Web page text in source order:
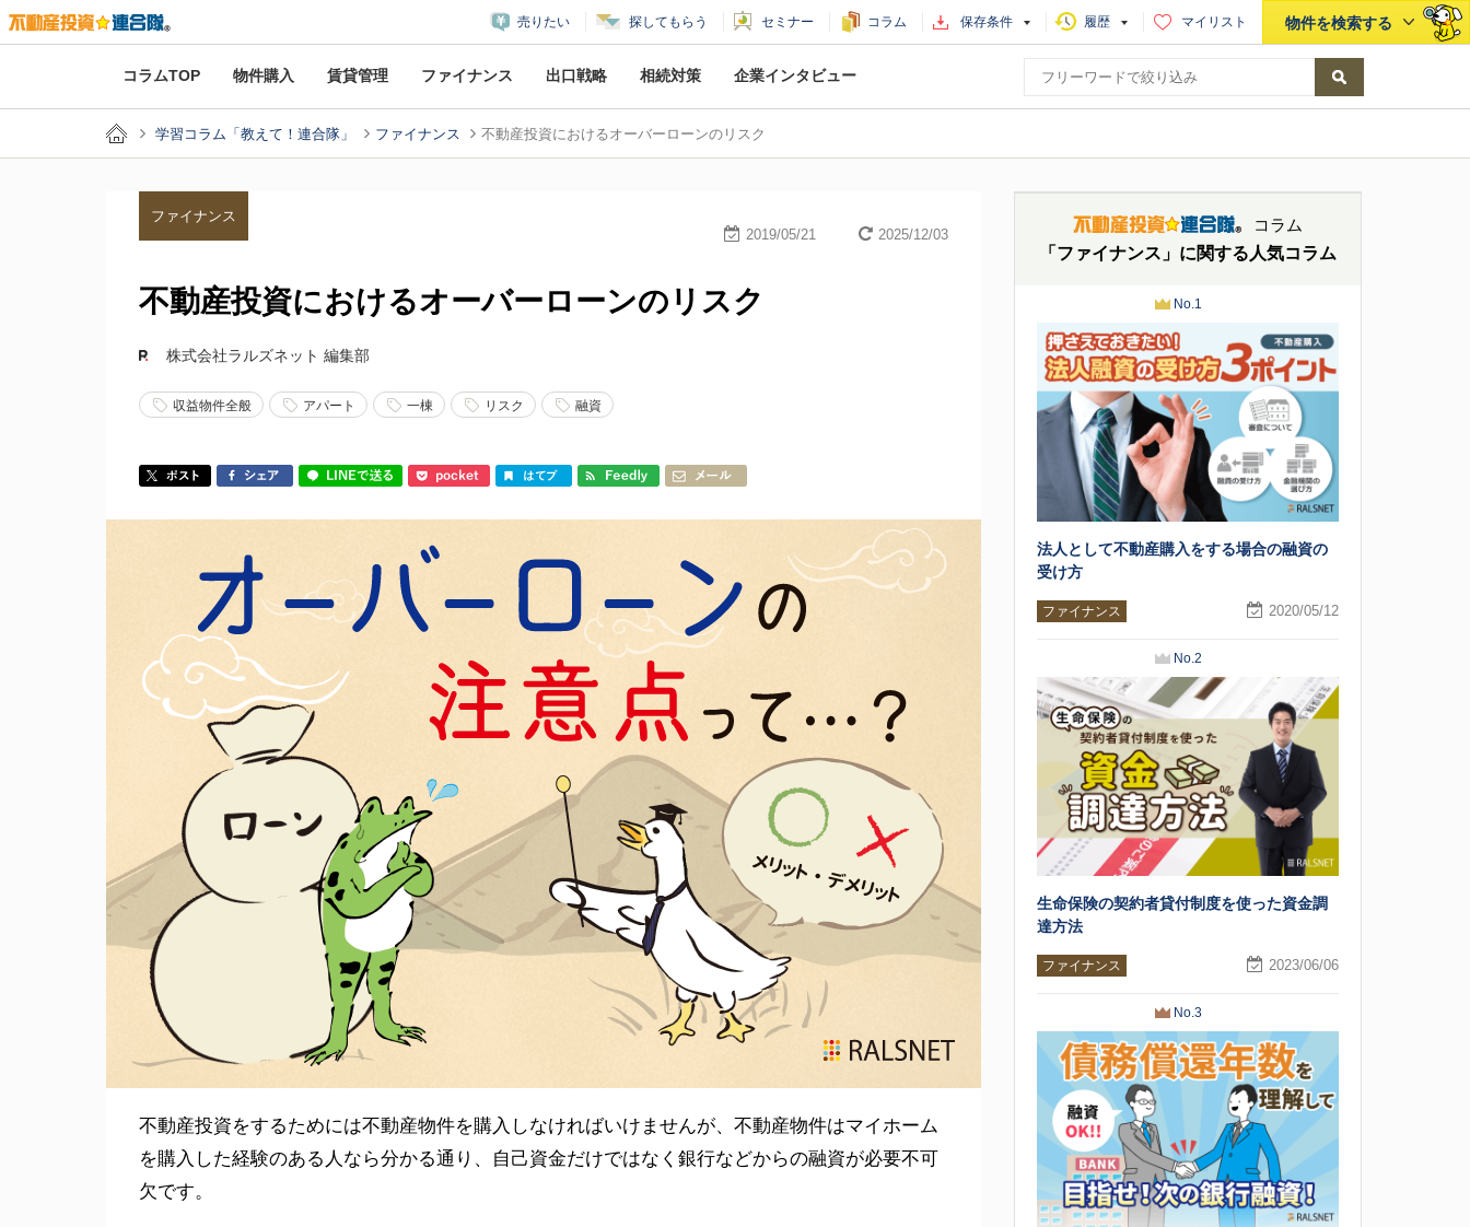
コラムTOP 物件購入 賃貸管理 ファイナンス 出口戦略 相続対策 企業インタビュー
学習コラム「教えて！連合隊」 ファイナンス 不動産投資におけるオーバーローンのリスク
ファイナンス
2019/05/21
2025/12/03
不動産投資におけるオーバーローンのリスク
株式会社ラルズネット 編集部
収益物件全般 アパート 一棟 リスク 融資
不動産投資をするためには不動産物件を購入しなければいけませんが、不動産物件はマイホーム
を購入した経験のある人なら分かる通り、自己資金だけではなく銀行などからの融資が必要不可
欠です。
コラム
「ファイナンス」に関する人気コラム
No.1
法人として不動産購入をする場合の融資の
受け方
ファイナンス 2020/05/12
No.2
生命保険の契約者貸付制度を使った資金調
達方法
ファイナンス 2023/06/06
No.3
売りたい 探してもらう セミナー コラム 保存条件 履歴 マイリスト 物件を検索する